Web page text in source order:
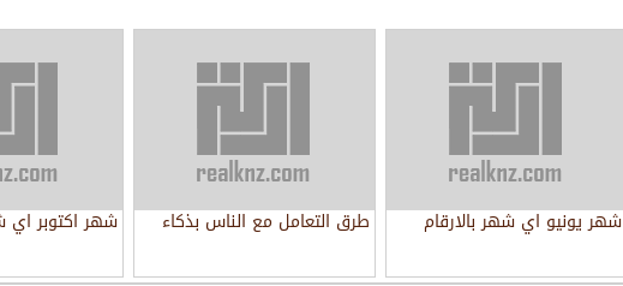
شهر يونيو اي شهر بالارقام طرق التعامل مع الناس بذكاء شهر اكتوبر اي